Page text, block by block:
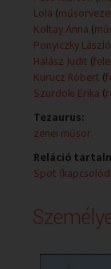
Lola (
Koltay Anna (
Ponyiczky László
Halász Judit (
Kurucz Róbert (
Szurdoki Erika (
Tezaurus:
zenei műsor
Reláció
Spot